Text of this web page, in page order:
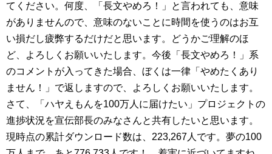
てください。何度、「長文やめろ！」と言われても、意味
がありませんので、意味のないことに時間を使うのはお互
い損だし疲弊するだけだと思います。どうかご理解のほ
ど、よろしくお願いいたします。今後「長文やめろ！」系
のコメントが入ってきた場合、ぼくは一律「やめたくあり
ません！」で返しますので、よろしくお願いいたします。
さて、「ハヤえもんを100万人に届けたい」プロジェクトの
進捗状況を宣伝部長のみなさんと共有したいと思います。
現時点の累計ダウンロード数は、223,267人です。夢の100